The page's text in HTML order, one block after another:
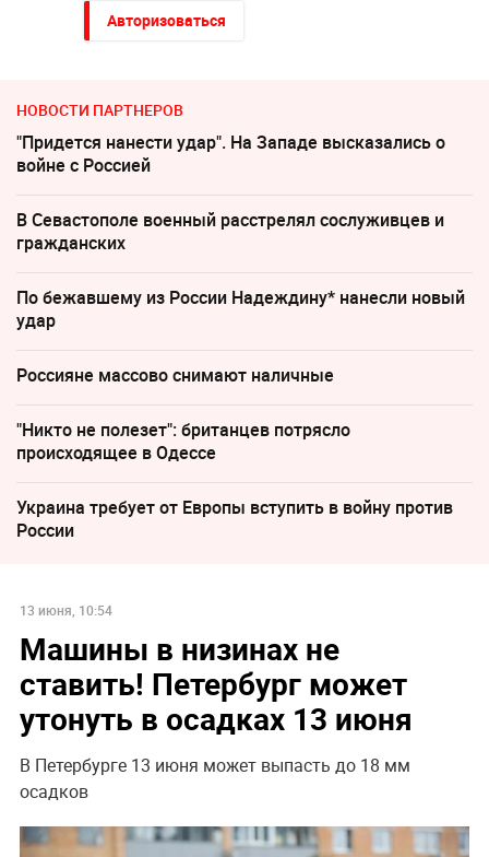
Авторизоваться
НОВОСТИ ПАРТНЕРОВ
"Придется нанести удар". На Западе высказались о
войне с Россией
В Севастополе военный расстрелял сослуживцев и
гражданских
По бежавшему из России Надеждину* нанесли новый
удар
Россияне массово снимают наличные
"Никто не полезет": британцев потрясло
происходящее в Одессе
Украина требует от Европы вступить в войну против
России
13 июня, 10:54
Машины в низинах не
ставить! Петербург может
утонуть в осадках 13 июня
В Петербурге 13 июня может выпасть до 18 мм
осадков